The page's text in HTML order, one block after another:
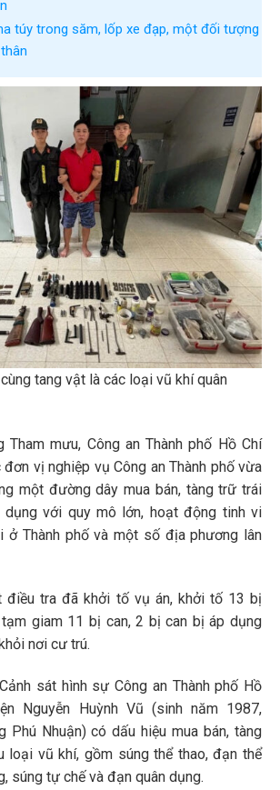
túy trong săm, lốp xe đạp, một đối tượng
tang vật là các loại vũ khí quân
Tham mưu, Công an Thành phố Hồ Chí
vị nghiệp vụ Công an Thành phố vừa
một đường dây mua bán, tàng trữ trái
dụng với quy mô lớn, hoạt động tinh vi
ở Thành phố và một số địa phương lân
điều tra đã khởi tố vụ án, khởi tố 13 bị
giam 11 bị can, 2 bị can bị áp dụng
nơi cư trú.
sát hình sự Công an Thành phố Hồ
Nguyễn Huỳnh Vũ (sinh năm 1987,
Phú Nhuận) có dấu hiệu mua bán, tàng
loại vũ khí, gồm súng thể thao, đạn thể
súng tự chế và đạn quân dụng.